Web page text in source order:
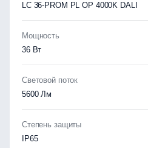
LC 36-PROM PL OP 4000K DALI
Мощность
36 Вт
Световой поток
5600 Лм
Степень защиты
IP65